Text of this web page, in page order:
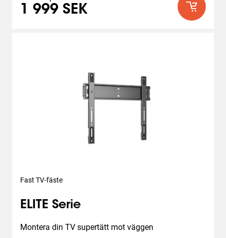
1 999 SEK
Fast TV-fäste
ELITE Serie
Montera din TV supertätt mot väggen